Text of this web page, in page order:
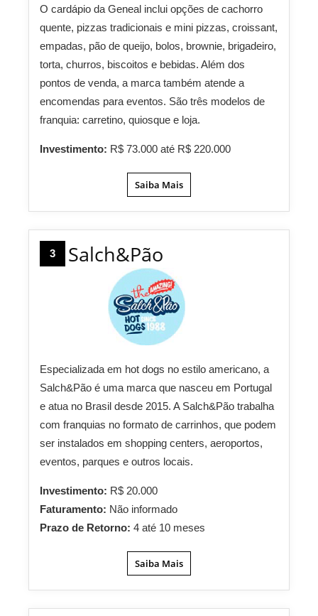
O cardápio da Geneal inclui opções de cachorro
quente, pizzas tradicionais e mini pizzas, croissant,
empadas, pão de queijo, bolos, brownie, brigadeiro,
torta, churros, biscoitos e bebidas. Além dos
pontos de venda, a marca também atende a
encomendas para eventos. São três modelos de
franquia: carretino, quiosque e loja.
Investimento: R$ 73.000 até R$ 220.000
Saiba Mais
3 Salch&Pão
Especializada em hot dogs no estilo americano, a
Salch&Pão é uma marca que nasceu em Portugal
e atua no Brasil desde 2015. A Salch&Pão trabalha
com franquias no formato de carrinhos, que podem
ser instalados em shopping centers, aeroportos,
eventos, parques e outros locais.
Investimento: R$ 20.000
Faturamento: Não informado
Prazo de Retorno: 4 até 10 meses
Saiba Mais